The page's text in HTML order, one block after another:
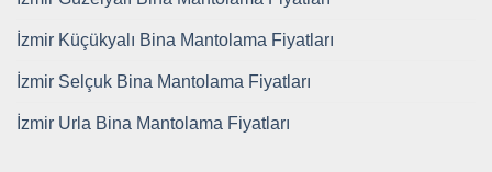
İzmir Küçükyalı Bina Mantolama Fiyatları
İzmir Selçuk Bina Mantolama Fiyatları
İzmir Urla Bina Mantolama Fiyatları